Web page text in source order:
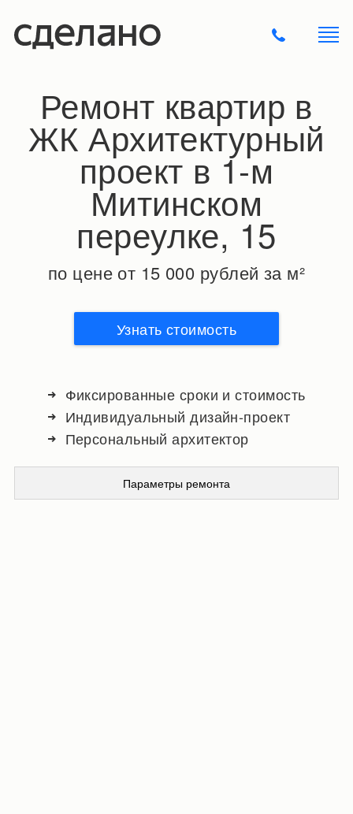
Ремонт квартир в
ЖК Архитектурный
проект в 1-м
Митинском
переулке, 15
по цене от 15 000 рублей за м²
Узнать стоимость
Фиксированные сроки и стоимость
Индивидуальный дизайн-проект
Персональный архитектор
Параметры ремонта